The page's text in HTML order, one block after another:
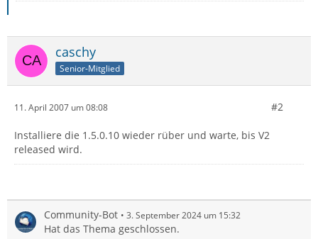
caschy
Senior-Mitglied
11. April 2007 um 08:08 #2
Installiere die 1.5.0.10 wieder rüber und warte, bis V2
released wird.
Community-Bot 3. September 2024 um 15:32
Hat das Thema geschlossen.